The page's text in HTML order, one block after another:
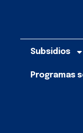
Subsidios
Programas